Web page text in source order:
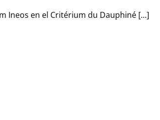
Ineos en el Critérium du Dauphiné [...]